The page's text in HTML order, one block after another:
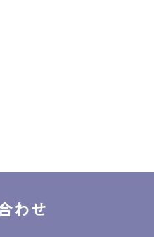
わせ